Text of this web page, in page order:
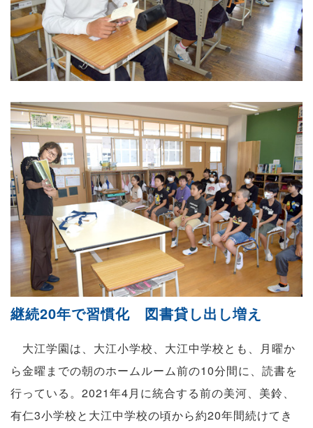
継続20年で習慣化 図書貸し出し増え
大江学園は、大江小学校、大江中学校とも、月曜か
ら金曜までの朝のホームルーム前の10分間に、読書を
行っている。2021年4月に統合する前の美河、美鈴、
有仁3小学校と大江中学校の頃から約20年間続けてき